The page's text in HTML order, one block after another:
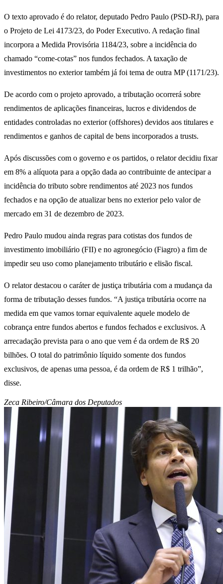
O texto aprovado é do relator, deputado Pedro Paulo (PSD-RJ), para
o Projeto de Lei 4173/23, do Poder Executivo. A redação final
incorpora a Medida Provisória 1184/23, sobre a incidência do
chamado “come-cotas” nos fundos fechados. A taxação de
investimentos no exterior também já foi tema de outra MP (1171/23).
De acordo com o projeto aprovado, a tributação ocorrerá sobre
rendimentos de aplicações financeiras, lucros e dividendos de
entidades controladas no exterior (offshores) devidos aos titulares e
rendimentos e ganhos de capital de bens incorporados a trusts.
Após discussões com o governo e os partidos, o relator decidiu fixar
em 8% a alíquota para a opção dada ao contribuinte de antecipar a
incidência do tributo sobre rendimentos até 2023 nos fundos
fechados e na opção de atualizar bens no exterior pelo valor de
mercado em 31 de dezembro de 2023.
Pedro Paulo mudou ainda regras para cotistas dos fundos de
investimento imobiliário (FII) e no agronegócio (Fiagro) a fim de
impedir seu uso como planejamento tributário e elisão fiscal.
O relator destacou o caráter de justiça tributária com a mudança da
forma de tributação desses fundos. “A justiça tributária ocorre na
medida em que vamos tornar equivalente aquele modelo de
cobrança entre fundos abertos e fundos fechados e exclusivos. A
arrecadação prevista para o ano que vem é da ordem de R$ 20
bilhões. O total do patrimônio líquido somente dos fundos
exclusivos, de apenas uma pessoa, é da ordem de R$ 1 trilhão”,
disse.
Zeca Ribeiro/Câmara dos Deputados